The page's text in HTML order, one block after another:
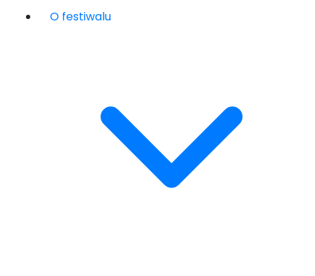
O festiwalu